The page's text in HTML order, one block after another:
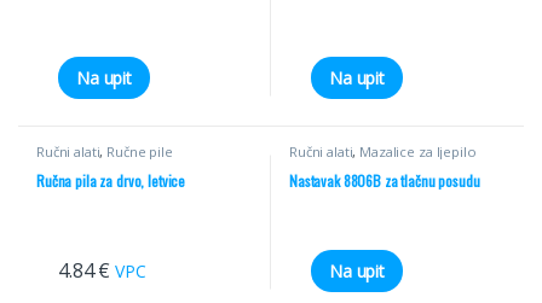
Na upit Na upit
Ručni alati, Ručne pile
Ručna pila za drvo, letvice
4.84€ VPC
Ručni alati, Mazalice za ljepilo
Nastavak 8806B za tlačnu posudu
Na upit